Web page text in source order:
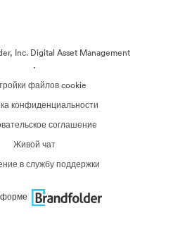
Inc. Digital Asset Management
·
файлов cookie
конфиденциальности
соглашение
Живой чат
в службу поддержки